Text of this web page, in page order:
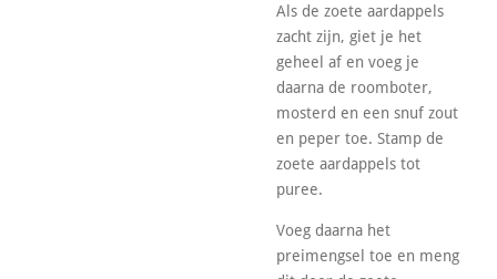
Als de zoete aardappels
zacht zijn, giet je het
geheel af en voeg je
daarna de roomboter,
mosterd en een snuf zout
en peper toe. Stamp de
zoete aardappels tot
puree.
Voeg daarna het
preimengsel toe en meng